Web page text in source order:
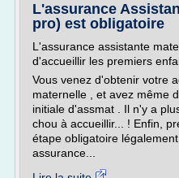
L'assurance
pro) est obligatoire
L'assurance assistante
d'accueillir les premiers
Vous venez d'obtenir votre
maternelle , et avez même
initiale d'assmat . Il n'y a
chou à accueillir... ! Enfin,
étape obligatoire
assurance...